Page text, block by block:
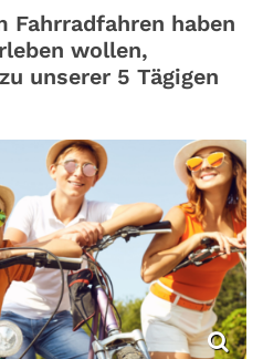
Fahrradfahren haben
wollen,
unserer 5 Tägigen